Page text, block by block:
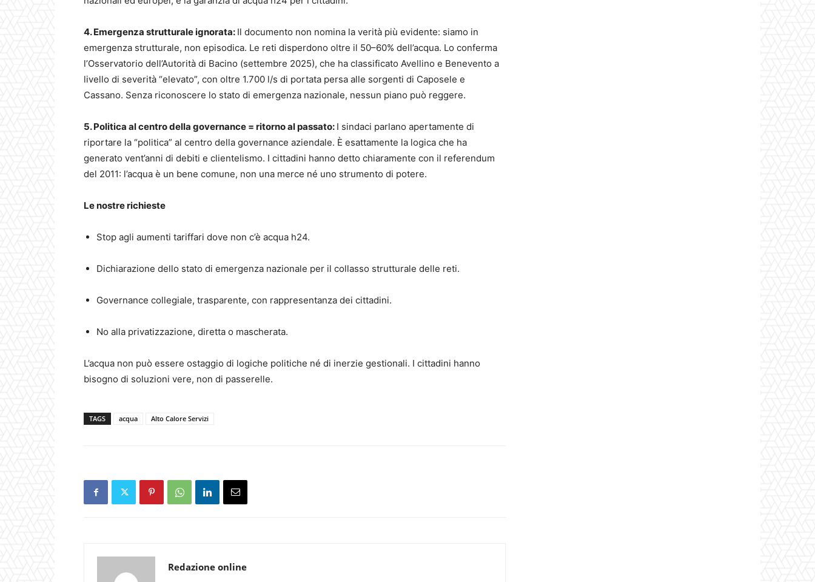
4. Emergenza strutturale ignorata: Il documento non nomina la verità più evidente: siamo in
emergenza strutturale, non episodica. Le reti disperdono oltre il 50–60% dell’acqua. Lo conferma
l’Osservatorio dell’Autorità di Bacino (settembre 2025), che ha classificato Avellino e Benevento a
livello di severità “elevato”, con oltre 1.700 l/s di portata persa alle sorgenti di Caposele e
Cassano. Senza riconoscere lo stato di emergenza nazionale, nessun piano può reggere.
5. Politica al centro della governance = ritorno al passato: I sindaci parlano apertamente di
riportare la “politica” al centro della governance aziendale. È esattamente la logica che ha
generato vent’anni di debiti e clientelismo. I cittadini hanno detto chiaramente con il referendum
del 2011: l’acqua è un bene comune, non una merce né uno strumento di potere.
Le nostre richieste
Stop agli aumenti tariffari dove non c’è acqua h24.
Dichiarazione dello stato di emergenza nazionale per il collasso strutturale delle reti.
Governance collegiale, trasparente, con rappresentanza dei cittadini.
No alla privatizzazione, diretta o mascherata.
L’acqua non può essere ostaggio di logiche politiche né di inerzie gestionali. I cittadini hanno
bisogno di soluzioni vere, non di passerelle.
TAGS acqua Alto Calore Servizi
Redazione online